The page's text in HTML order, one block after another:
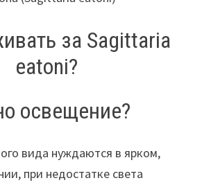
за Sagittaria
eatoni?
освещение?
вида нуждаются в ярком,
при недостатке света